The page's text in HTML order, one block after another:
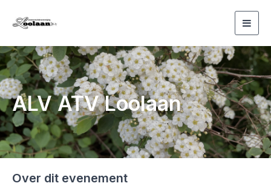
ALV ATV Loolaan
Over dit evenement